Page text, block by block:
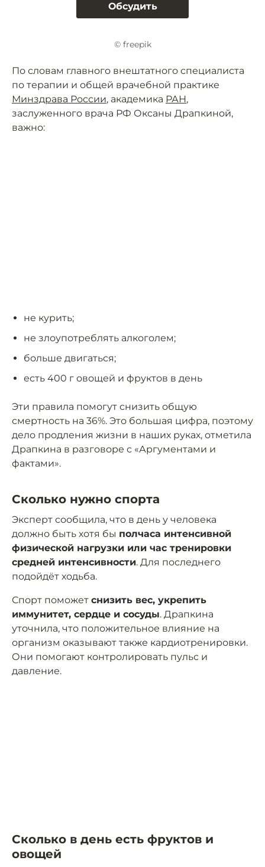
Обсудить
© freepik
По словам главного внештатного специалиста
по терапии и общей врачебной практике
Минздрава России, академика РАН,
заслуженного врача РФ Оксаны Драпкиной,
важно:
не курить;
не злоупотреблять алкоголем;
больше двигаться;
есть 400 г овощей и фруктов в день
Эти правила помогут снизить общую
смертность на 36%. Это большая цифра, поэтому
дело продления жизни в наших руках, отметила
Драпкина в разговоре с «Аргументами и
фактами».
Сколько нужно спорта
Эксперт сообщила, что в день у человека
должно быть хотя бы полчаса интенсивной
физической нагрузки или час тренировки
средней интенсивности. Для последнего
подойдёт ходьба.
Спорт поможет снизить вес, укрепить
иммунитет, сердце и сосуды. Драпкина
уточнила, что положительное влияние на
организм оказывают также кардиотренировки.
Они помогают контролировать пульс и
давление.
Сколько в день есть фруктов и
овощей